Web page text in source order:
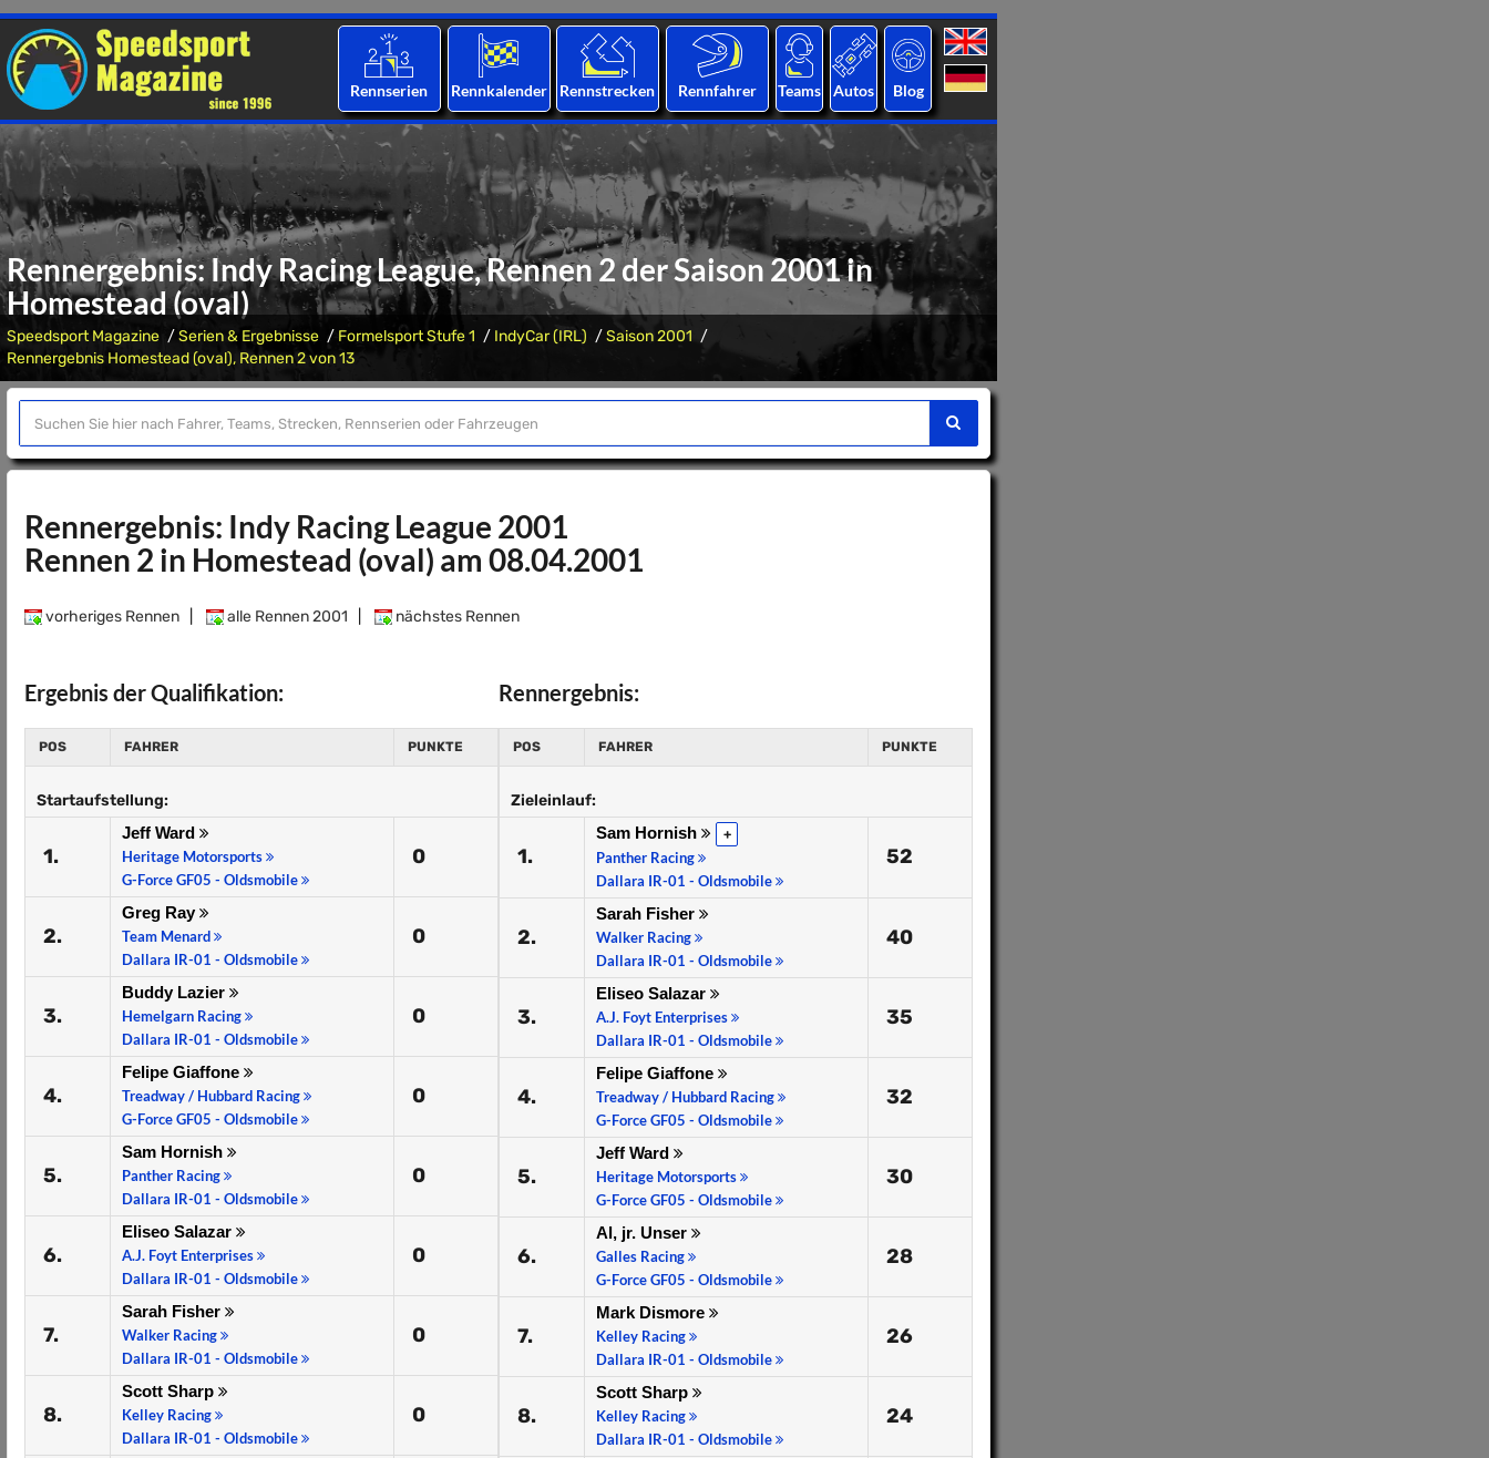
Rennserien Rennkalender Rennstrecken Rennfahrer Teams Autos Blog
Rennergebnis: Indy Racing League, Rennen 2 der Saison 2001 in
Homestead (oval)
Speedsport Magazine Serien & Ergebnisse Formelsport Stufe 1 IndyCar (IRL)
Saison 2001
Rennergebnis Homestead (oval), Rennen 2 von 13
Rennergebnis: Indy Racing League 2001
Rennen 2 in Homestead (oval) am 08.04.2001
vorheriges Rennen alle Rennen 2001 nächstes Rennen
Ergebnis der Qualifikation:
POS FAHRER PUNKTE
Startaufstellung:
1.
Jeff Ward
Heritage Motorsports
G-Force GF05 - Oldsmobile
0
2.
Greg Ray
Team Menard
Dallara IR-01 - Oldsmobile
0
3.
Buddy Lazier
Hemelgarn Racing
Dallara IR-01 - Oldsmobile
0
4.
Felipe Giaffone
Treadway / Hubbard Racing
G-Force GF05 - Oldsmobile
0
5.
Sam Hornish
Panther Racing
Dallara IR-01 - Oldsmobile
0
6.
Eliseo Salazar
A.J. Foyt Enterprises
Dallara IR-01 - Oldsmobile
0
7.
Sarah Fisher
Walker Racing
Dallara IR-01 - Oldsmobile
0
8.
Scott Sharp
Kelley Racing
Dallara IR-01 - Oldsmobile
0
Rennergebnis:
POS FAHRER PUNKTE
Zieleinlauf:
1.
Sam Hornish +
Panther Racing
Dallara IR-01 - Oldsmobile
52
2.
Sarah Fisher
Walker Racing
Dallara IR-01 - Oldsmobile
40
3.
Eliseo Salazar
A.J. Foyt Enterprises
Dallara IR-01 - Oldsmobile
35
4.
Felipe Giaffone
Treadway / Hubbard Racing
G-Force GF05 - Oldsmobile
32
5.
Jeff Ward
Heritage Motorsports
G-Force GF05 - Oldsmobile
30
6.
Al, jr. Unser
Galles Racing
G-Force GF05 - Oldsmobile
28
7.
Mark Dismore
Kelley Racing
Dallara IR-01 - Oldsmobile
26
8.
Scott Sharp
Kelley Racing
Dallara IR-01 - Oldsmobile
24